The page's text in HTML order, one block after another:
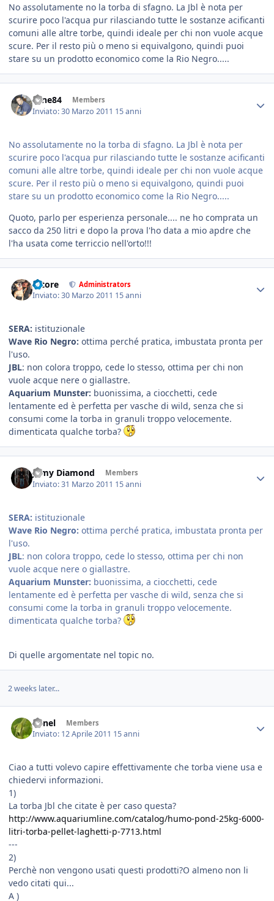
No assolutamente no la torba di sfagno. La Jbl è nota per
scurire poco l'acqua pur rilasciando tutte le sostanze acificanti
comuni alle altre torbe, quindi ideale per chi non vuole acque
scure. Per il resto più o meno si equivalgono, quindi puoi
stare su un prodotto economico come la Rio Negro.....
sane84 Members
Inviato:30 Marzo 2011 15 anni
No assolutamente no la torba di sfagno. La Jbl è nota per
scurire poco l'acqua pur rilasciando tutte le sostanze acificanti
comuni alle altre torbe, quindi ideale per chi non vuole acque
scure. Per il resto più o meno si equivalgono, quindi puoi
stare su un prodotto economico come la Rio Negro.....
Quoto, parlo per esperienza personale.... ne ho comprata un
sacco da 250 litri e dopo la prova l'ho data a mio apdre che
l'ha usata come terriccio nell'orto!!!
tatore Administrators
Inviato:30 Marzo 2011 15 anni
SERA: istituzionale
Wave Rio Negro: ottima perché pratica, imbustata pronta per
l'uso.
JBL: non colora troppo, cede lo stesso, ottima per chi non
vuole acque nere o giallastre.
Aquarium Munster: buonissima, a ciocchetti, cede
lentamente ed è perfetta per vasche di wild, senza che si
consumi come la torba in granuli troppo velocemente.
dimenticata qualche torba?
Jamy Diamond Members
Inviato:31 Marzo 2011 15 anni
SERA: istituzionale
Wave Rio Negro: ottima perché pratica, imbustata pronta per
l'uso.
JBL: non colora troppo, cede lo stesso, ottima per chi non
vuole acque nere o giallastre.
Aquarium Munster: buonissima, a ciocchetti, cede
lentamente ed è perfetta per vasche di wild, senza che si
consumi come la torba in granuli troppo velocemente.
dimenticata qualche torba?
Di quelle argomentate nel topic no.
2 weeks later...
lionel Members
Inviato: 12 Aprile 2011 15 anni
Ciao a tutti volevo capire effettivamente che torba viene usa e
chiedervi informazioni.
1)
La torba Jbl che citate è per caso questa?
http://www.aquariumline.com/catalog/humo-pond-25kg-6000-
litri-torba-pellet-laghetti-p-7713.html
---
2)
Perchè non vengono usati questi prodotti?O almeno non li
vedo citati qui...
A )